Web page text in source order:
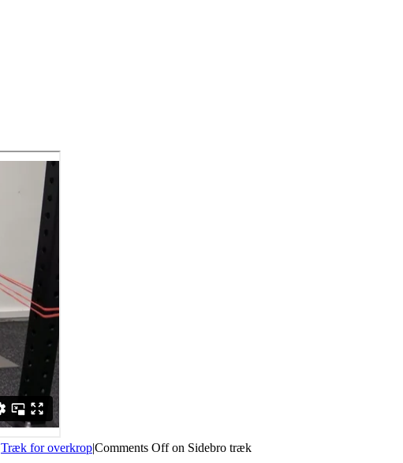
Træk for overkrop|Comments Offon Sidebro træk